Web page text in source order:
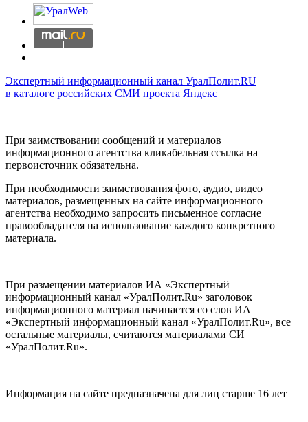
Экспертный информационный канал УралПолит.RU
в каталоге российских СМИ проекта Яндекс
При заимствовании сообщений и материалов
информационного агентства кликабельная ссылка на
первоисточник обязательна.
При необходимости заимствования фото, аудио, видео
материалов, размещенных на сайте информационного
агентства необходимо запросить письменное согласие
правообладателя на использование каждого конкретного
материала.
При размещении материалов ИА «Экспертный
информационный канал «УралПолит.Ru» заголовок
информационного материал начинается со слов ИА
«Экспертный информационный канал «УралПолит.Ru», все
остальные материалы, считаются материалами СИ
«УралПолит.Ru».
Информация на сайте предназначена для лиц старше 16 лет